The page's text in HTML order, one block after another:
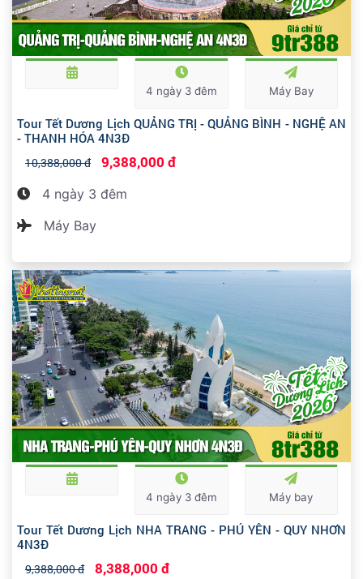
4 ngày 3 đêm Máy Bay
Tour Tết Dương Lịch QUẢNG TRỊ - QUẢNG BÌNH - NGHỆ AN
- THANH HÓA 4N3Đ
10,388,000 đ 9,388,000 đ
4 ngày 3 đêm
Máy Bay
4 ngày 3 đêm Máy bay
Tour Tết Dương Lịch NHA TRANG - PHÚ YÊN - QUY NHƠN
4N3Đ
9,388,000 đ 8,388,000 đ